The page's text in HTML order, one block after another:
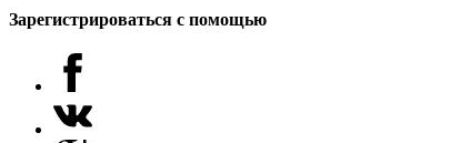
Зарегистрироваться с помощью